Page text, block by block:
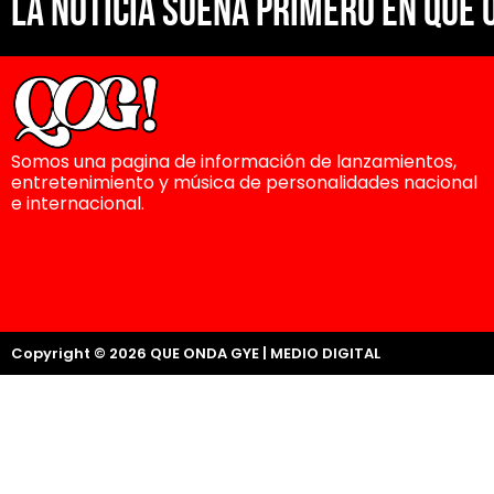
La noticia suena primero en Que
Somos una pagina de información de lanzamientos,
entretenimiento y música de personalidades nacional
e internacional.
Copyright © 2026 QUE ONDA GYE | MEDIO DIGITAL